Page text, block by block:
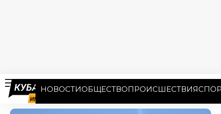
НОВОСТИОБЩЕСТВОПРОИСШЕСТВИЯ